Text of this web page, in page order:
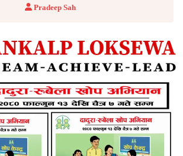
Pradeep Sah